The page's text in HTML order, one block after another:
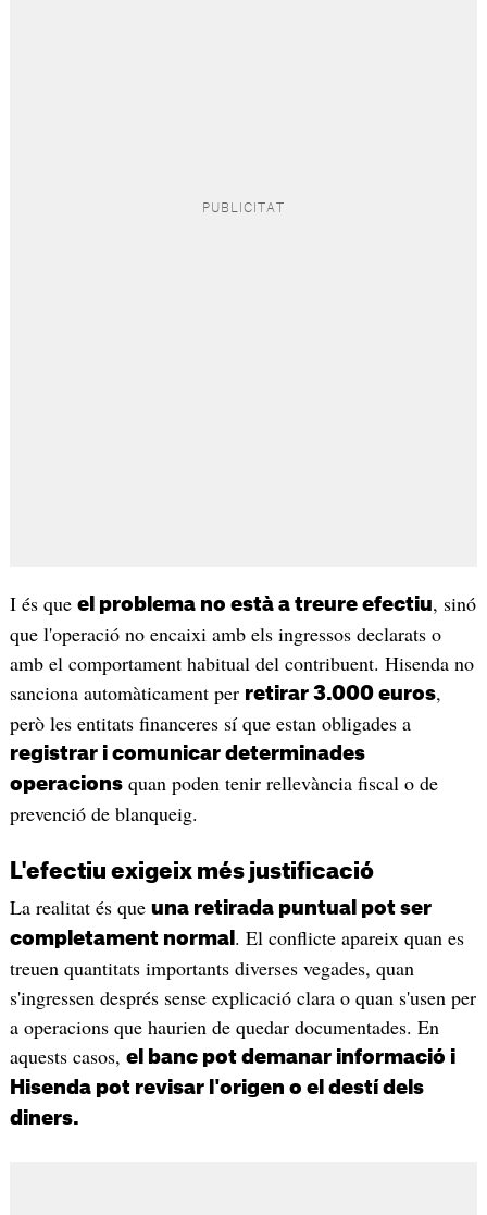
I és que el problema no està a treure efectiu, sinó
que l'operació no encaixi amb els ingressos declarats o
amb el comportament habitual del contribuent. Hisenda no
sanciona automàticament per retirar 3.000 euros,
però les entitats financeres sí que estan obligades a
registrar i comunicar determinades
operacionsquan poden tenir rellevància fiscal o de
prevenció de blanqueig.
L'efectiu exigeix més justificació
La realitat és que una retirada puntual pot ser
completament normal . El conflicte apareix quan es
treuen quantitats importants diverses vegades, quan
s'ingressen després sense explicació clara o quan s'usen per
a operacions que haurien de quedar documentades. En
aquests casos, el banc pot demanar informació i
Hisenda pot revisar l'origen o el destí dels
diners.